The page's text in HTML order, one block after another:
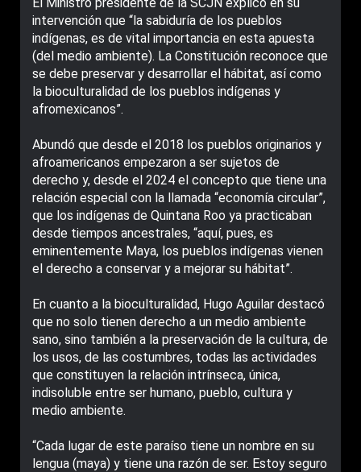
intervención que “la sabiduría de los pueblos
indígenas, es de vital importancia en esta apuesta
(del medio ambiente). La Constitución reconoce que
se debe preservar y desarrollar el hábitat, así como
la bioculturalidad de los pueblos indígenas y
afromexicanos”.
Abundó que desde el 2018 los pueblos originarios y
afroamericanos empezaron a ser sujetos de
derecho y, desde el 2024 el concepto que tiene una
relación especial con la llamada “economía circular”,
que los indígenas de Quintana Roo ya practicaban
desde tiempos ancestrales, “aquí, pues, es
eminentemente Maya, los pueblos indígenas vienen
el derecho a conservar y a mejorar su hábitat”.
En cuanto a la bioculturalidad, Hugo Aguilar destacó
que no solo tienen derecho a un medio ambiente
sano, sino también a la preservación de la cultura, de
los usos, de las costumbres, todas las actividades
que constituyen la relación intrínseca, única,
indisoluble entre ser humano, pueblo, cultura y
medio ambiente.
“Cada lugar de este paraíso tiene un nombre en su
lengua (maya) y tiene una razón de ser. Estoy seguro